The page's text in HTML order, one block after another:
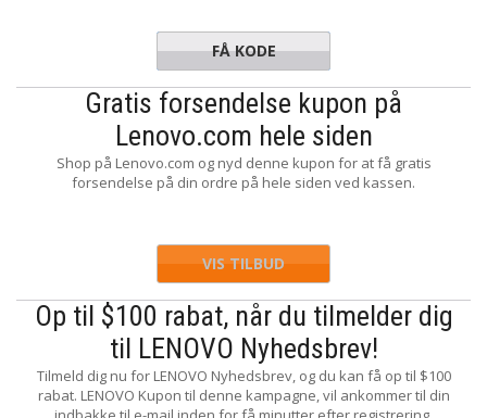
GAMEON
FÅ KODE
Gratis forsendelse kupon på
Lenovo.com hele siden
Shop på Lenovo.com og nyd denne kupon for at få gratis
forsendelse på din ordre på hele siden ved kassen.
VIS TILBUD
Op til $100 rabat, når du tilmelder dig
til LENOVO Nyhedsbrev!
Tilmeld dig nu for LENOVO Nyhedsbrev, og du kan få op til $100
rabat. LENOVO Kupon til denne kampagne, vil ankommer til din